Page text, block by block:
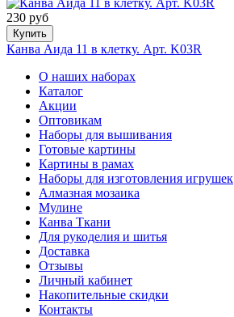
230 руб
Купить
Канва Аида 11 в клетку. Арт. K03R
О наших наборах
Каталог
Акции
Оптовикам
Наборы для вышивания
Готовые картины
Картины в рамах
Наборы для изготовления игрушек
Алмазная мозаика
Мулине
Канва Ткани
Для рукоделия и шитья
Доставка
Отзывы
Личный кабинет
Накопительные скидки
Контакты